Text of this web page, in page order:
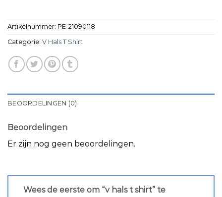
Artikelnummer: PE-21090118
Categorie: V Hals T Shirt
BEOORDELINGEN (0)
Beoordelingen
Er zijn nog geen beoordelingen.
Wees de eerste om “v hals t shirt” te